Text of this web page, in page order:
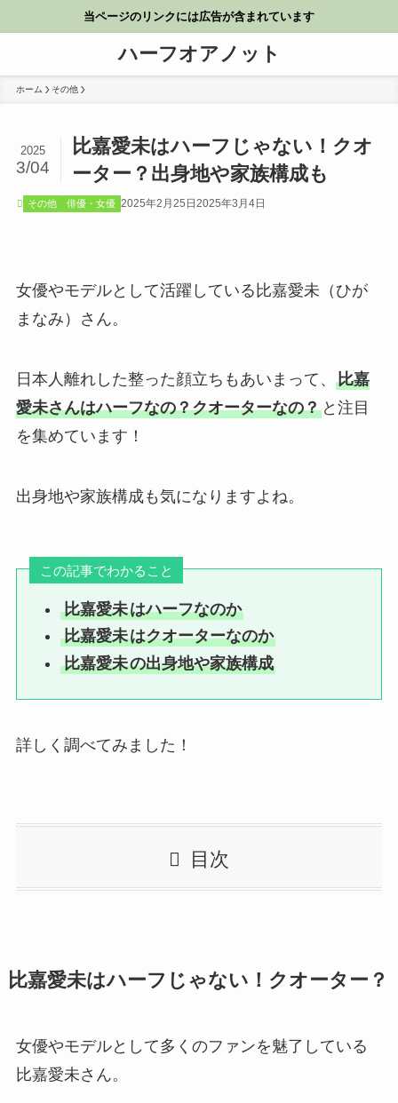
当ページのリンクには広告が含まれています
ハーフオアノット
ホーム その他
比嘉愛未はハーフじゃない！クオ
ーター？出身地や家族構成も
2025
3/04
その他 俳優・女優 2025年2月25日 2025年3月4日
女優やモデルとして活躍している比嘉愛未（ひが
まなみ）さん。
日本人離れした整った顔立ちもあいまって、 比嘉
愛未さんはハーフなの？クオーターなの？と注目
を集めています！
出身地や家族構成も気になりますよね。
この記事でわかること
比嘉愛未はハーフなのか
比嘉愛未はクオーターなのか
比嘉愛未の出身地や家族構成
詳しく調べてみました！
目次
比嘉愛未はハーフじゃない！クオーター？
女優やモデルとして多くのファンを魅了している
比嘉愛未さん。